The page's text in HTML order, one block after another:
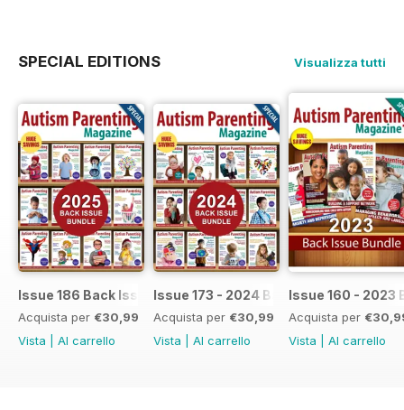
SPECIAL EDITIONS Visualizza tutti
Issue 186 Back Issue bundle
Acquista per €30,99
Vista
Al carrello
Issue 173 - 2024 Back Issue Bundle
Acquista per €30,99
Vista
Al carrello
Issue 160 - 2023
Acquista per
Vista
Al carrello